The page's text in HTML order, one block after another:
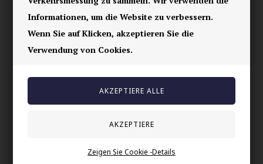
Informationen, um die Website zu verbessern.
Wenn Sie auf Klicken, akzeptieren Sie die
Verwendung von Cookies.
Zeigen Sie Cookie -Details
Herrenhalskette aus
Pearl Cross Necklace –
Perlenkette für Männer